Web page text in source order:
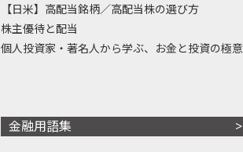
【日米】高配当銘柄／高配当株の選び方
株主優待と配当
個人投資家・著名人から学ぶ、お金と投資の極意
金融用語集